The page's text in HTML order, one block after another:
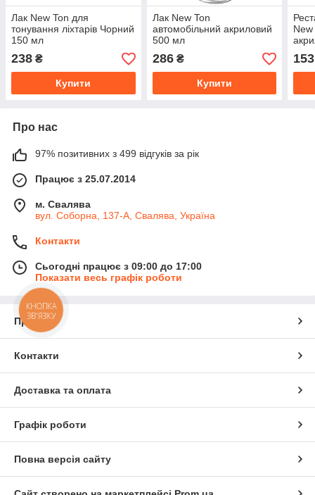
Лак New Ton для
тонування ліхтарів Чорний
150 мл
238 ₴
Купити
Лак New Ton
автомобільний акриловий
500 мл
286₴
Купити
153
Про нас
97% позитивних з 499 відгуків за рік
Працює з 25.07.2014
м. Свалява
вул. Соборна, 137-А, Свалява, Україна
Контакти
Сьогодні працює з 09:00 до 17:00
Показати весь графік роботи
Про нас
Контакти
Доставка та оплата
Графік роботи
Повна версія сайту
КНОПКА
ЗВ'ЯЗКУ